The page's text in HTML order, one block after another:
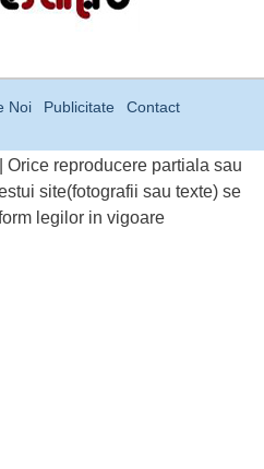
Noi Publicitate Contact
Orice reproducere partiala sau
site(fotografii sau texte) se
legilor in vigoare